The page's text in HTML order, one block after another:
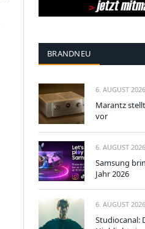
BRANDNEU
6. AUGUST 2026
Marantz
vor
6. AUGUST 2026
Samsung
Jahr 2026
6. AUGUST 2026
Studiocanal: